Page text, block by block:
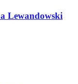
Lewandowski